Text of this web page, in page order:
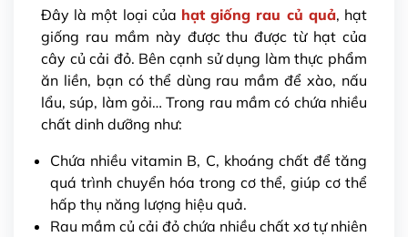
Đây là một loại của hạt giống rau củ quả, hạt
giống rau mầm này được thu được từ hạt của
cây củ cải đỏ. Bên cạnh sử dụng làm thực phẩm
ăn liền, bạn có thể dùng rau mầm để xào, nấu
lẩu, súp, làm gỏi… Trong rau mầm có chứa nhiều
chất dinh dưỡng như:
Chứa nhiều vitamin B, C, khoáng chất để tăng
quá trình chuyển hóa trong cơ thể, giúp cơ thể
hấp thụ năng lượng hiệu quả.
Rau mầm củ cải đỏ chứa nhiều chất xơ tự nhiên